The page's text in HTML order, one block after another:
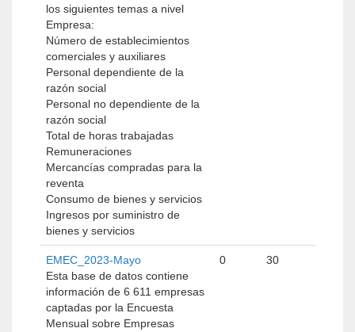
los siguientes temas a nivel
Empresa:
Número de establecimientos
comerciales y auxiliares
Personal dependiente de la
razón social
Personal no dependiente de la
razón social
Total de horas trabajadas
Remuneraciones
Mercancías compradas para la
reventa
Consumo de bienes y servicios
Ingresos por suministro de
bienes y servicios
EMEC_2023-Mayo
Esta base de datos contiene
información de 6 611 empresas
captadas por la Encuesta
Mensual sobre Empresas
0 30